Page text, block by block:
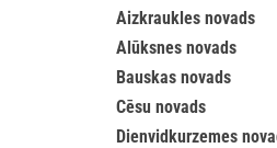
Aizkraukles novads
Alūksnes novads
Bauskas novads
Cēsu novads
Dienvidkurzemes